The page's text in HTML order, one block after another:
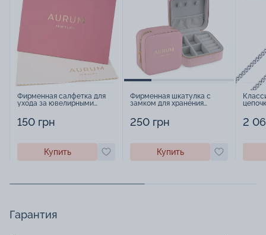
Фирменная салфетка для
ухода за ювелирными
150 грн
Купить
Фирменная шкатулка с
замком для хранения
250 грн
Купить
2
Гарантия